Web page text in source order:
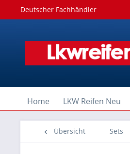
Deutscher Fachhändler
Home LKW Reifen Neu
Übersicht Sets